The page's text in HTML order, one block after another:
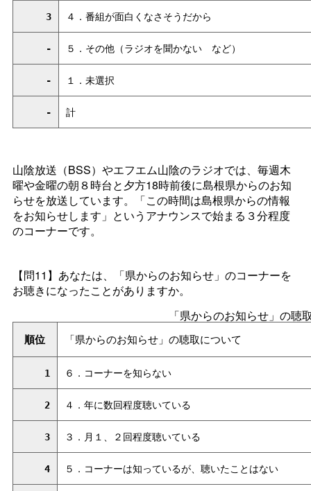
3 ４．番組が面白くなさそうだから
- ５．その他（ラジオを聞かない など）
- １．未選択
- 計
山陰放送（BSS）やエフエム山陰のラジオでは、毎週木
曜や金曜の朝８時台と夕方18時前後に島根県からのお知
らせを放送しています。「この時間は島根県からの情報
をお知らせします」というアナウンスで始まる３分程度
のコーナーです。
【問11】あなたは、「県からのお知らせ」のコーナーを
お聴きになったことがありますか。
「県からのお知らせ」の聴
順位 「県からのお知らせ」の聴取について
1 ６．コーナーを知らない
2 ４．年に数回程度聴いている
3 ３．月１、２回程度聴いている
4 ５．コーナーは知っているが、聴いたことはない